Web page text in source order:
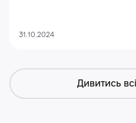
31.10.2024
Дивитись